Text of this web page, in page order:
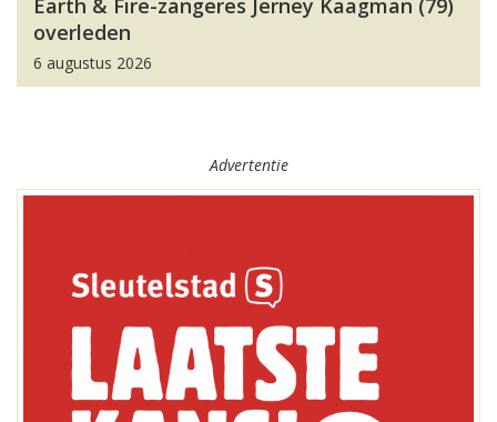
Earth & Fire-zangeres Jerney Kaagman (79)
overleden
6 augustus 2026
Advertentie